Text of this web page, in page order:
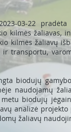
03-22
kilmės žaliavas,
kilmės žaliavų
transportu,
biodujų
naudojamų
biodujų
analizė
žaliavų